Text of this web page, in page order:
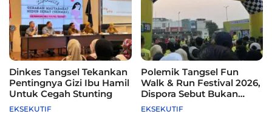
Dinkes Tangsel Tekankan
Pentingnya Gizi Ibu Hamil
Untuk Cegah Stunting
EKSEKUTIF
Polemik Tangsel Fun
Walk & Run Festival 2026,
Dispora Sebut Bukan
Agenda Pemkot
EKSEKUTIF